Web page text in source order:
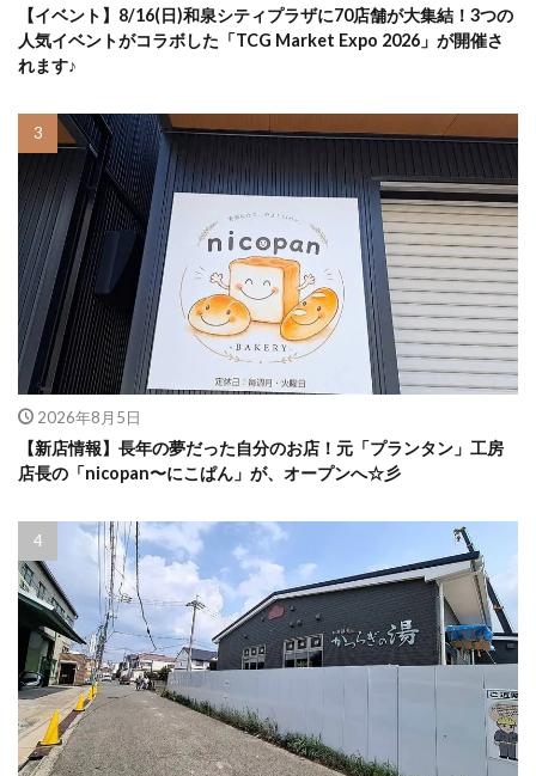
【イベント】8/16(日)和泉シティプラザに70店舗が大集結！3つの
人気イベントがコラボした「TCG Market Expo 2026」が開催さ
れます♪
2026年8月5日
【新店情報】長年の夢だった自分のお店！元「プランタン」工房
店長の「nicopan〜にこぱん」が、オープンへ☆彡